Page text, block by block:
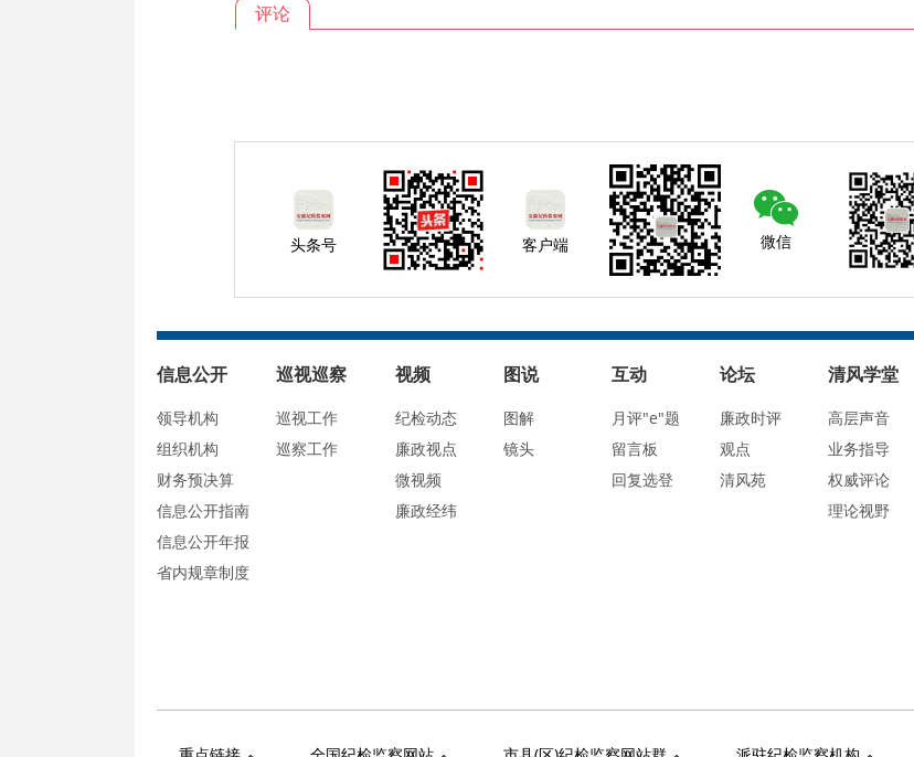
评论
头条号 客户端 微信
信息公开
领导机构
组织机构
财务预决算
信息公开指南
信息公开年报
省内规章制度
巡视巡察
巡视工作
巡察工作
视频
纪检动态
廉政视点
微视频
廉政经纬
图说
图解
镜头
互动
月评"e"题
留言板
回复选登
论坛
廉政时评
观点
清风苑
清风学堂
高层声音
业务指导
权威评论
理论视野